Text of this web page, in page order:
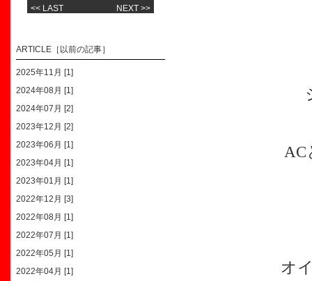
AC
オ
<< LAST NEXT >>
ARTICLE［以前の記事］
2025年11月 [1]
2024年08月 [1]
2024年07月 [2]
2023年12月 [2]
2023年06月 [1]
2023年04月 [1]
2023年01月 [1]
2022年12月 [3]
2022年08月 [1]
2022年07月 [1]
2022年05月 [1]
2022年04月 [1]